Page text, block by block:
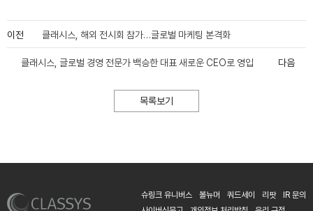
이전 클래시스, 해외 전시회 참가…글로벌 마케팅 본격화
클래시스, 글로벌 경영 전문가 백승한 대표 새로운 CEO로 영입 다음
목록보기
슈링크 유니버스 볼뉴머 쿼드세이 리팟
IR 문의